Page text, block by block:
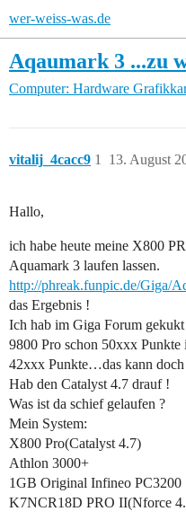
wer-weiss-was.de
Aqaumark 3 ...zu
Computer: Hardware
vitalij_4cacc9 13. August
1
Hallo,
ich habe heute meine X800
Aquamark 3 laufen lassen.
http://phreak.funpic.de/Giga/
das Ergebnis !
Ich hab im Giga Forum
9800 Pro schon 50xxx
42xxx Punkte…das kann doch
Hab den Catalyst 4.7 drauf !
Was ist da schief gelaufen ?
Mein System:
X800 Pro(Catalyst 4.7)
Athlon 3000+
1GB Original Infineo PC3200
K7NCR18D PRO II(Nforce